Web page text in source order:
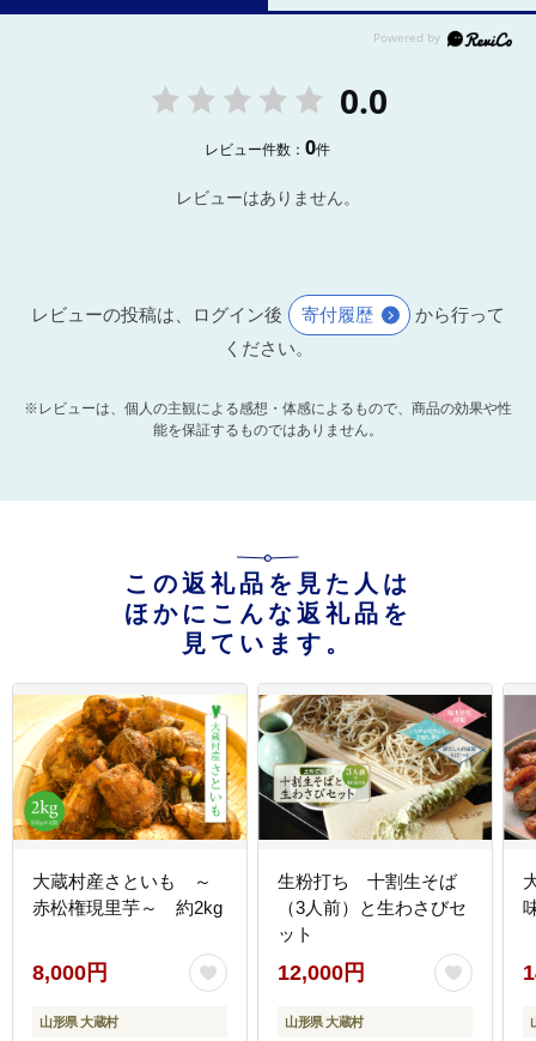
0.0
レビュー件数：0件
レビューはありません。
レビューの投稿は、ログイン後 寄付履歴
から行って
ください。
※レビューは、個人の主観による感想・体感によるもので、商品の効果や性
能を保証するものではありません。
この返礼品を見た人は
ほかにこんな返礼品を
見ています。
大蔵村産さといも ～
赤松権現里芋～ 約2kg
8,000円
山形県 大蔵村
生粉打ち 十割生そば
（3人前）と生わさびセ
ット
12,000円
山形県 大蔵村